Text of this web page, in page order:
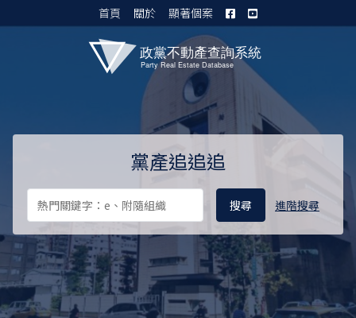
首頁 關於 顯著個案
黨產追追追
進階搜尋